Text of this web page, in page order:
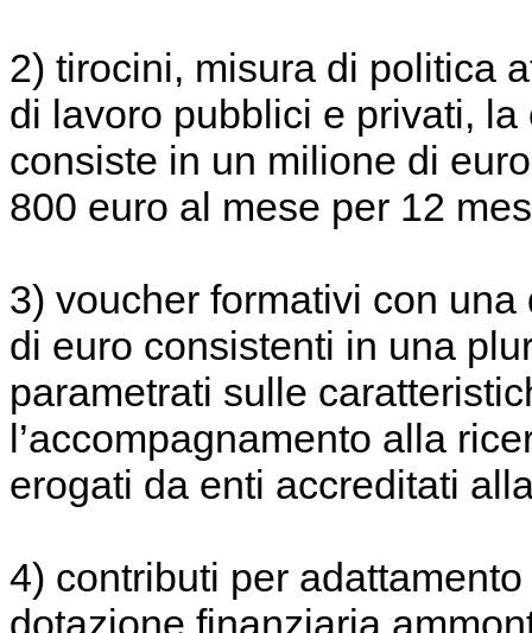
2) tirocini, misura di politica
di lavoro pubblici e privati,
consiste in un milione di
800 euro al mese per 12
3) voucher formativi con
di euro consistenti in una
parametrati sulle
l’accompagnamento alla
erogati da enti accreditati
4) contributi per
dotazione finanziaria